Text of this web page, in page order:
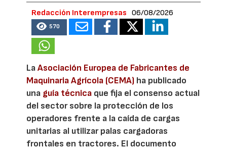
Redacción Interempresas 06/08/2026
570
LaAsociación Europea de Fabricantes de
Maquinaria Agrícola (CEMA) ha publicado
una guía técnica que fija el consenso actual
del sector sobre la protección de los
operadores frente a la caída de cargas
unitarias al utilizar palas cargadoras
frontales en tractores. El documento